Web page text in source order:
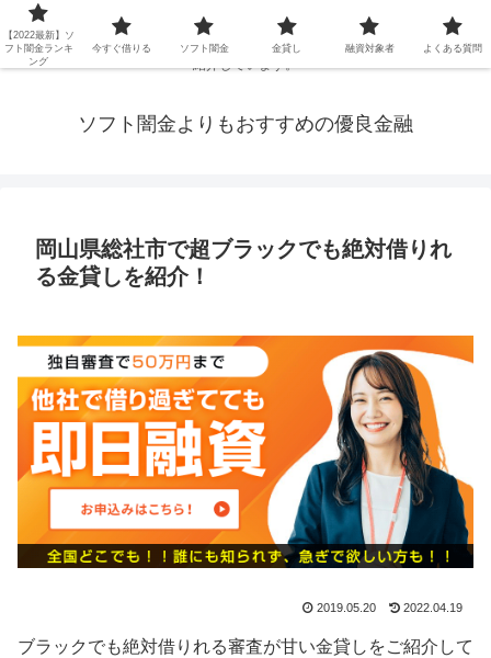
延滞ブラックや年金・生活保護・主婦・パート・派遣など消費者金融でお金を
借りられないブラックの方でも、即日融資で借りられる審査が甘い優良街金を
紹介しています。
ソフト闇金よりもおすすめの優良金融
岡山県総社市で超ブラックでも絶対借りれ
る金貸しを紹介！
2019.05.20 2022.04.19
ブラックでも絶対借りれる審査が甘い金貸しをご紹介して
【2022最新】ソ
フト闇金ランキ
ング
今すぐ借りる ソフト闇金 金貸し 融資対象者 よくある質問